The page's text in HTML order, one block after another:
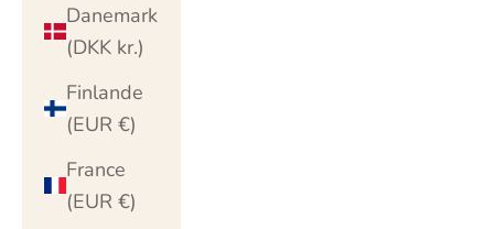
Danemark
(DKK kr.)
Finlande
(EUR €)
France
(EUR €)